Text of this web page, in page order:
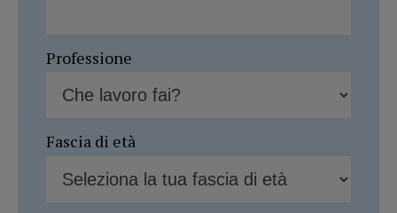
Professione
Fascia di età